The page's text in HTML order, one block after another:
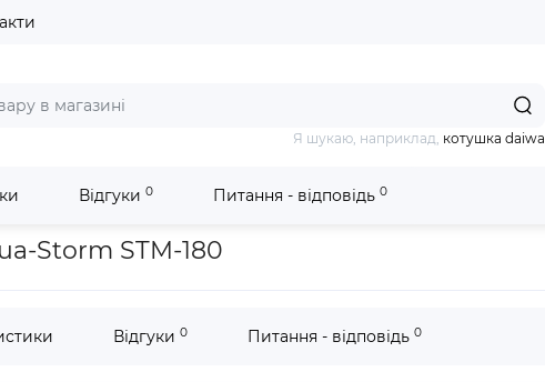
Я шукаю, наприклад, котушка daiwa
Відгуки 0 Питання - відповідь 0
човен Aqua-Storm STM-180
Storm STM-180
Відгуки 0 Питання - відповідь 0